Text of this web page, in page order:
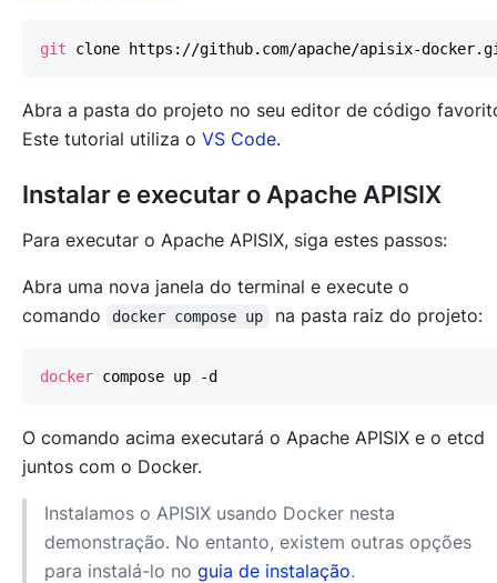
git
Abra a pasta do projeto no seu editor de código
Este tutorial utiliza o VS Code.
Instalar e executar o Apache APISIX
Para executar o Apache APISIX, siga estes passos:
Abra uma nova janela do terminal e execute o
comando
docker compose up na pasta raiz do projeto:
docker
O comando acima executará o Apache APISIX e o etcd
juntos com o Docker.
Instalamos o APISIX usando Docker nesta
demonstração. No entanto, existem outras opções
para instalá-lo no guia de instalação.